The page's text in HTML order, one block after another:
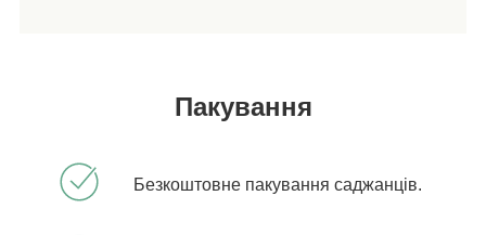
Пакування
Безкоштовне пакування саджанців.